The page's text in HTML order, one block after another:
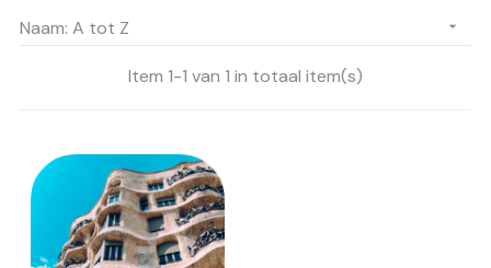
Naam: A tot Z 
Item 1-1 van 1 in totaal item(s)